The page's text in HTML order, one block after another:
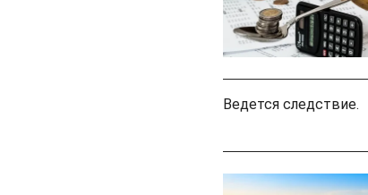
Ведется следствие.